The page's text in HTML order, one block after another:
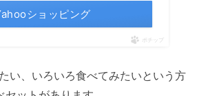
ショッピング
ポチップ
い、いろいろ食べてみたいという方